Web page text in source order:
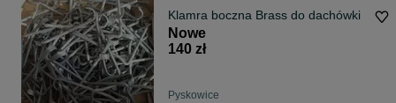
Klamra boczna Brass do dachówki
Nowe
140 zł
Pyskowice